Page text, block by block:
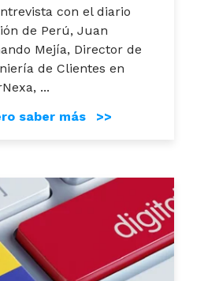
con el diario
de Perú, Juan
Mejía, Director de
de Clientes en
...
saber más >>